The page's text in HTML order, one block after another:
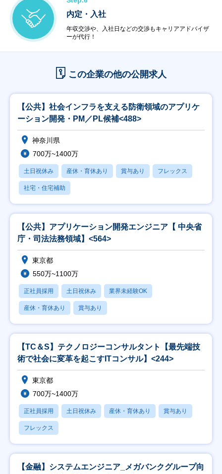
内定・入社
年収交渉や、入社日などの交渉もキャリアアドバイザ
ーが代行！
この企業の他の公開求人
【公共】社会インフラを支える防衛領域のアプリケ
ーション開発・PM／PL候補<488>
神奈川県
700万~1400万
土日祝休み 産休・育休あり 賞与あり フレックス
社宅・住宅補助
【公共】アプリケーション開発エンジニア【 中央省
庁・司法法務領域】<564>
東京都
550万~1100万
正社員採用 土日祝休み 業界未経験OK
産休・育休あり 賞与あり
【TC＆S】テクノロジーコンサルタント【最先端技
術で社会に変革を起こすITコンサル】<244>
東京都
700万~1400万
正社員採用 土日祝休み 産休・育休あり 賞与あり
フレックス
【金融】システムエンジニア_メガバンクグループ向